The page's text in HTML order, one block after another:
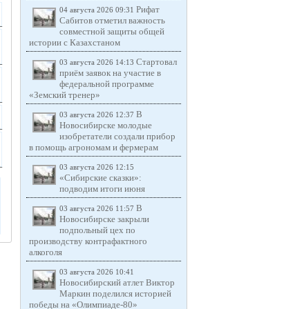
04 августа 2026 09:31 Рифат
Сабитов отметил важность
совместной защиты общей
истории с Казахстаном
03 августа 2026 14:13 Стартовал
приём заявок на участие в
федеральной программе
«Земский тренер»
03 августа 2026 12:37 В
Новосибирске молодые
изобретатели создали прибор
в помощь агрономам и фермерам
03 августа 2026 12:15
«Сибирские сказки»:
подводим итоги июня
03 августа 2026 11:57 В
Новосибирске закрыли
подпольный цех по
производству контрафактного
алкоголя
03 августа 2026 10:41
Новосибирский атлет Виктор
Маркин поделился историей
победы на «Олимпиаде-80»